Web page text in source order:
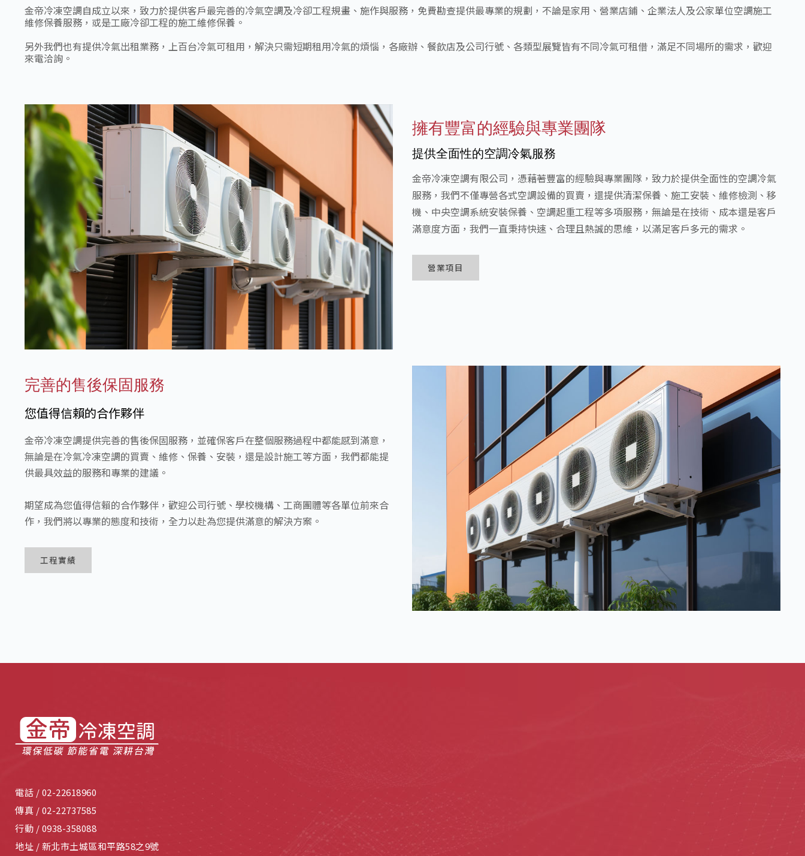
金帝冷凍空調自成立以來，致力於提供客戶最完善的冷氣空調及冷卻工程規畫、施作與服務，免費勘查提供最專業的規劃，不論是家用、營業店鋪、企業法人及公家單位空調施工
維修保養服務，或是工廠冷卻工程的施工維修保養。
另外我們也有提供冷氣出租業務，上百台冷氣可租用，解決只需短期租用冷氣的煩惱，各廠辦、餐飲店及公司行號、各類型展覽皆有不同冷氣可租借，滿足不同場所的需求，歡迎
來電洽詢。
擁有豐富的經驗與專業團隊
提供全面性的空調冷氣服務
金帝冷凍空調有限公司，憑藉著豐富的經驗與專業團隊，致力於提供全面性的空調冷氣
服務，我們不僅專營各式空調設備的買賣，還提供清潔保養、施工安裝、維修檢測、移
機、中央空調系統安裝保養、空調起重工程等多項服務，無論是在技術、成本還是客戶
滿意度方面，我們一直秉持快速、合理且熱誠的思維，以滿足客戶多元的需求。
營業項目
完善的售後保固服務
您值得信賴的合作夥伴
金帝冷凍空調提供完善的售後保固服務，並確保客戶在整個服務過程中都能感到滿意，
無論是在冷氣冷凍空調的買賣、維修、保養、安裝，還是設計施工等方面，我們都能提
供最具效益的服務和專業的建議。
期望成為您值得信賴的合作夥伴，歡迎公司行號、學校機構、工商團體等各單位前來合
作，我們將以專業的態度和技術，全力以赴為您提供滿意的解決方案。
工程實績
電話 /02-22618960
傳真 /02-22737585
行動 /0938-358088
地址 /新北市土城區和平路58之9號